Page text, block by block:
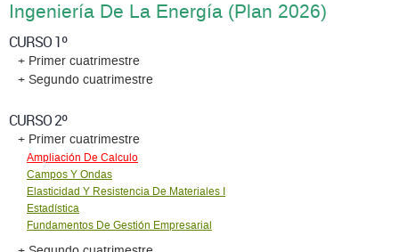
Ingeniería De La Energí­a (Plan 2026)
CURSO 1º
+ Primer cuatrimestre
+ Segundo cuatrimestre
CURSO 2º
+ Primer cuatrimestre
Ampliación De Calculo
Campos Y Ondas
Elasticidad Y Resistencia De Materiales I
Estadí­stica
Fundamentos De Gestión Empresarial